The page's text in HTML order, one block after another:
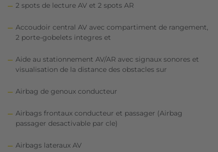
2 spots de lecture AV et 2 spots AR
Accoudoir central AV avec compartiment de rangement,
2 porte-gobelets integres et
Aide au stationnement AV/AR avec signaux sonores et
visualisation de la distance des obstacles sur
Airbag de genoux conducteur
Airbags frontaux conducteur et passager (Airbag
passager desactivable par cle)
Airbags lateraux AV